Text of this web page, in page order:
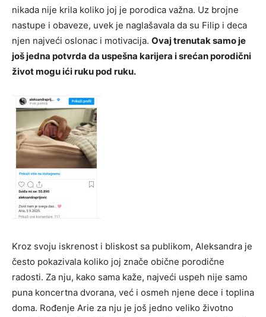
nikada nije krila koliko joj je porodica važna. Uz brojne
nastupe i obaveze, uvek je naglašavala da su Filip i deca
njen najveći oslonac i motivacija. Ovaj trenutak samo je
još jedna potvrda da uspešna karijera i srećan porodični
život mogu ići ruku pod ruku.
Kroz svoju iskrenost i bliskost sa publikom, Aleksandra je
često pokazivala koliko joj znače obične porodične
radosti. Za nju, kako sama kaže, najveći uspeh nije samo
puna koncertna dvorana, već i osmeh njene dece i toplina
doma. Rođenje Arie za nju je još jedno veliko životno